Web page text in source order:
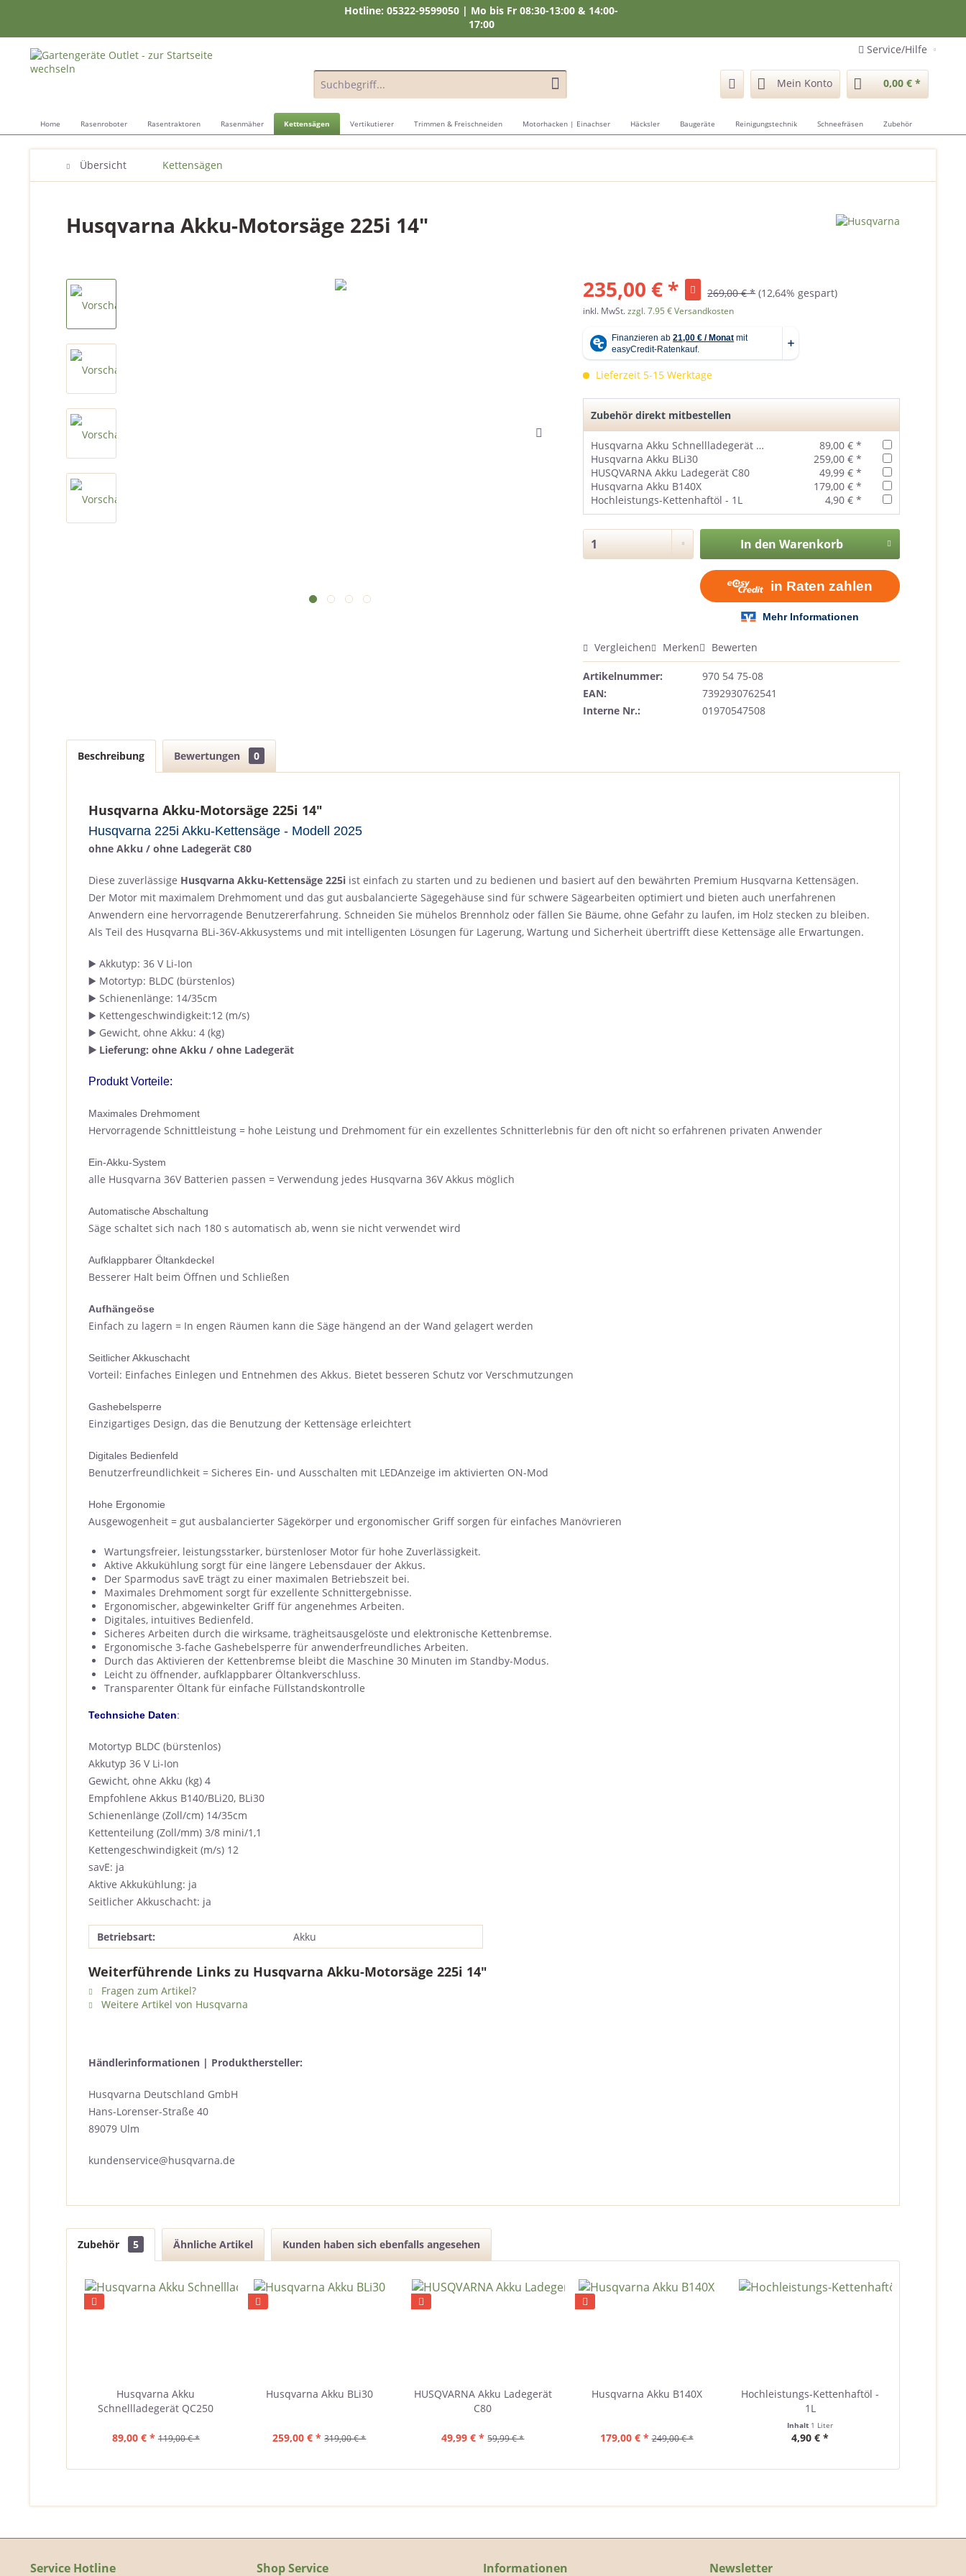
Hotline: 05322-9599050 | Mo bis Fr 08:30-13:00 & 14:00-
17:00
Service/Hilfe
Mein Konto 0,00 € *
Home Rasenroboter Rasentraktoren Rasenmäher Kettensägen Vertikutierer Trimmen & Freischneiden Motorhacken | Einachser Häcksler Baugeräte Reinigungstechnik Schneefräsen Zubehör
Übersicht Kettensägen
Husqvarna Akku-Motorsäge 225i 14"
235,00 € * 269,00 € * (12,64% gespart)
inkl. MwSt.zzgl. 7.95 € Versandkosten
Lieferzeit 5-15 Werktage
Zubehör direkt mitbestellen
Husqvarna Akku Schnellladegerät QC250
89,00 € *
Husqvarna Akku BLi30
259,00 € *
HUSQVARNA Akku Ladegerät C80
49,99 € *
Husqvarna Akku B140X
179,00 € *
Hochleistungs-Kettenhaftöl - 1L
4,90 € *
In den Warenkorb
Vergleichen Merken Bewerten
Artikelnummer:
970 54 75-08
EAN:
7392930762541
Interne Nr.:
01970547508
Beschreibung Bewertungen 0
Husqvarna Akku-Motorsäge 225i 14"
Husqvarna 225i Akku-Kettensäge - Modell 2025
ohne Akku / ohne Ladegerät C80
Diese zuverlässige Husqvarna Akku-Kettensäge 225i ist einfach zu starten und zu bedienen und basiert auf den bewährten Premium Husqvarna Kettensägen.
Der Motor mit maximalem Drehmoment und das gut ausbalancierte Sägegehäuse sind für schwere Sägearbeiten optimiert und bieten auch unerfahrenen
Anwendern eine hervorragende Benutzererfahrung. Schneiden Sie mühelos Brennholz oder fällen Sie Bäume, ohne Gefahr zu laufen, im Holz stecken zu bleiben.
Als Teil des Husqvarna BLi-36V-Akkusystems und mit intelligenten Lösungen für Lagerung, Wartung und Sicherheit übertrifft diese Kettensäge alle Erwartungen.
▶️ Akkutyp: 36 V Li-Ion
▶️ Motortyp: BLDC (bürstenlos)
▶️ Schienenlänge: 14/35cm
▶️ Kettengeschwindigkeit:12 (m/s)
▶️ Gewicht, ohne Akku: 4 (kg)
▶️ Lieferung: ohne Akku / ohne Ladegerät
Produkt Vorteile:
Maximales Drehmoment
Hervorragende Schnittleistung = hohe Leistung und Drehmoment für ein exzellentes Schnitterlebnis für den oft nicht so erfahrenen privaten Anwender
Ein-Akku-System
alle Husqvarna 36V Batterien passen = Verwendung jedes Husqvarna 36V Akkus möglich
Automatische Abschaltung
Säge schaltet sich nach 180 s automatisch ab, wenn sie nicht verwendet wird
Aufklappbarer Öltankdeckel
Besserer Halt beim Öffnen und Schließen
Aufhängeöse
Einfach zu lagern = In engen Räumen kann die Säge hängend an der Wand gelagert werden
Seitlicher Akkuschacht
Vorteil: Einfaches Einlegen und Entnehmen des Akkus. Bietet besseren Schutz vor Verschmutzungen
Gashebelsperre
Einzigartiges Design, das die Benutzung der Kettensäge erleichtert
Digitales Bedienfeld
Benutzerfreundlichkeit = Sicheres Ein- und Ausschalten mit LEDAnzeige im aktivierten ON-Mod
Hohe Ergonomie
Ausgewogenheit = gut ausbalancierter Sägekörper und ergonomischer Griff sorgen für einfaches Manövrieren
Wartungsfreier, leistungsstarker, bürstenloser Motor für hohe Zuverlässigkeit.
Aktive Akkukühlung sorgt für eine längere Lebensdauer der Akkus.
Der Sparmodus savE trägt zu einer maximalen Betriebszeit bei.
Maximales Drehmoment sorgt für exzellente Schnittergebnisse.
Ergonomischer, abgewinkelter Griff für angenehmes Arbeiten.
Digitales, intuitives Bedienfeld.
Sicheres Arbeiten durch die wirksame, trägheitsausgelöste und elektronische Kettenbremse.
Ergonomische 3-fache Gashebelsperre für anwenderfreundliches Arbeiten.
Durch das Aktivieren der Kettenbremse bleibt die Maschine 30 Minuten im Standby-Modus.
Leicht zu öffnender, aufklappbarer Öltankverschluss.
Transparenter Öltank für einfache Füllstandskontrolle
Technsiche Daten:
Motortyp BLDC (bürstenlos)
Akkutyp 36 V Li-Ion
Gewicht, ohne Akku (kg) 4
Empfohlene Akkus B140/BLi20, BLi30
Schienenlänge (Zoll/cm) 14/35cm
Kettenteilung (Zoll/mm) 3/8 mini/1,1
Kettengeschwindigkeit (m/s) 12
savE: ja
Aktive Akkukühlung: ja
Seitlicher Akkuschacht: ja
Betriebsart: Akku
Weiterführende Links zu Husqvarna Akku-Motorsäge 225i 14"
Fragen zum Artikel?
Weitere Artikel von Husqvarna
Händlerinformationen | Produkthersteller:
Husqvarna Deutschland GmbH
Hans-Lorenser-Straße 40
89079 Ulm
kundenservice@husqvarna.de
Zubehör 5 Ähnliche Artikel Kunden haben sich ebenfalls angesehen
Husqvarna Akku
Schnellladegerät QC250
89,00 € * 119,00 € *
Husqvarna Akku BLi30
259,00 € * 319,00 € *
HUSQVARNA Akku Ladegerät
C80
49,99 € * 59,99 € *
Husqvarna Akku B140X
179,00 € * 249,00 € *
Hochleistungs-Kettenhaftöl -
1L
Inhalt 1 Liter
4,90 € *
Service Hotline Shop Service Informationen Newsletter